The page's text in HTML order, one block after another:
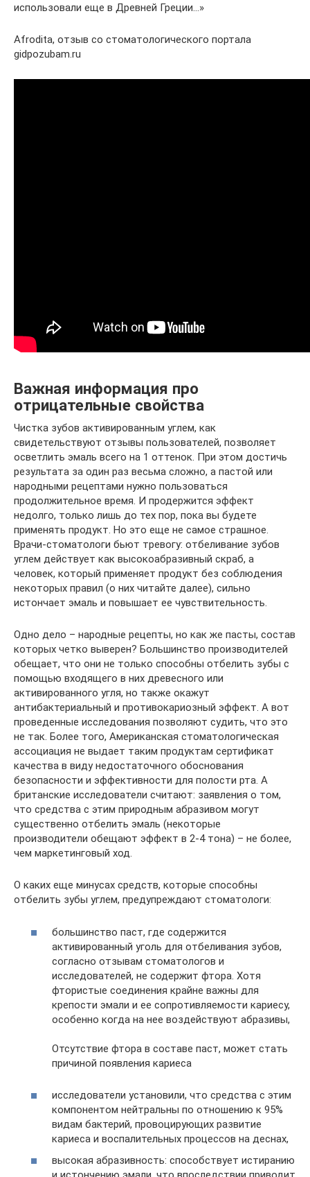
использовали еще в Древней Греции…»
Afrodita, отзыв со стоматологического портала
gidpozubam.ru
Важная информация про
отрицательные свойства
Чистка зубов активированным углем, как
свидетельствуют отзывы пользователей, позволяет
осветлить эмаль всего на 1 оттенок. При этом достичь
результата за один раз весьма сложно, а пастой или
народными рецептами нужно пользоваться
продолжительное время. И продержится эффект
недолго, только лишь до тех пор, пока вы будете
применять продукт. Но это еще не самое страшное.
Врачи-стоматологи бьют тревогу: отбеливание зубов
углем действует как высокоабразивный скраб, а
человек, который применяет продукт без соблюдения
некоторых правил (о них читайте далее), сильно
истончает эмаль и повышает ее чувствительность.
Одно дело – народные рецепты, но как же пасты, состав
которых четко выверен? Большинство производителей
обещает, что они не только способны отбелить зубы с
помощью входящего в них древесного или
активированного угля, но также окажут
антибактериальный и противокариозный эффект. А вот
проведенные исследования позволяют судить, что это
не так. Более того, Американская стоматологическая
ассоциация не выдает таким продуктам сертификат
качества в виду недостаточного обоснования
безопасности и эффективности для полости рта. А
британские исследователи считают: заявления о том,
что средства с этим природным абразивом могут
существенно отбелить эмаль (некоторые
производители обещают эффект в 2-4 тона) – не более,
чем маркетинговый ход.
О каких еще минусах средств, которые способны
отбелить зубы углем, предупреждают стоматологи:
большинство паст, где содержится
активированный уголь для отбеливания зубов,
согласно отзывам стоматологов и
исследователей, не содержит фтора. Хотя
фтористые соединения крайне важны для
крепости эмали и ее сопротивляемости кариесу,
особенно когда на нее воздействуют абразивы,
Отсутствие фтора в составе паст, может стать
причиной появления кариеса
исследователи установили, что средства с этим
компонентом нейтральны по отношению к 95%
видам бактерий, провоцирующих развитие
кариеса и воспалительных процессов на деснах,
высокая абразивность: способствует истиранию